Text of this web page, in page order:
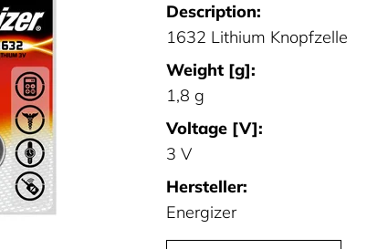
Description:
1632 Lithium Knopfzelle
Weight [g]:
1,8 g
Voltage [V]:
3 V
Hersteller:
Energizer